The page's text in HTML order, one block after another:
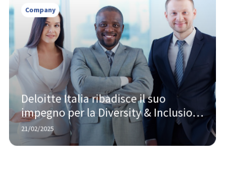
Company
Deloitte Italia ribadisce il suo
impegno per la Diversity & Inclusion,
mentre il vento anti-DEI soffia negli
USA
21/02/2025